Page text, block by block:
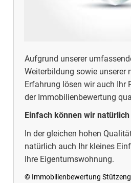
Aufgrund unserer
Weiterbildung sowie unserer
Erfahrung lösen wir auch Ihr
der Immobilienbewertung
Einfach können wir
In der gleichen hohen
natürlich auch Ihr kleines
Ihre Eigentumswohnung.
© Immobilienbewertung